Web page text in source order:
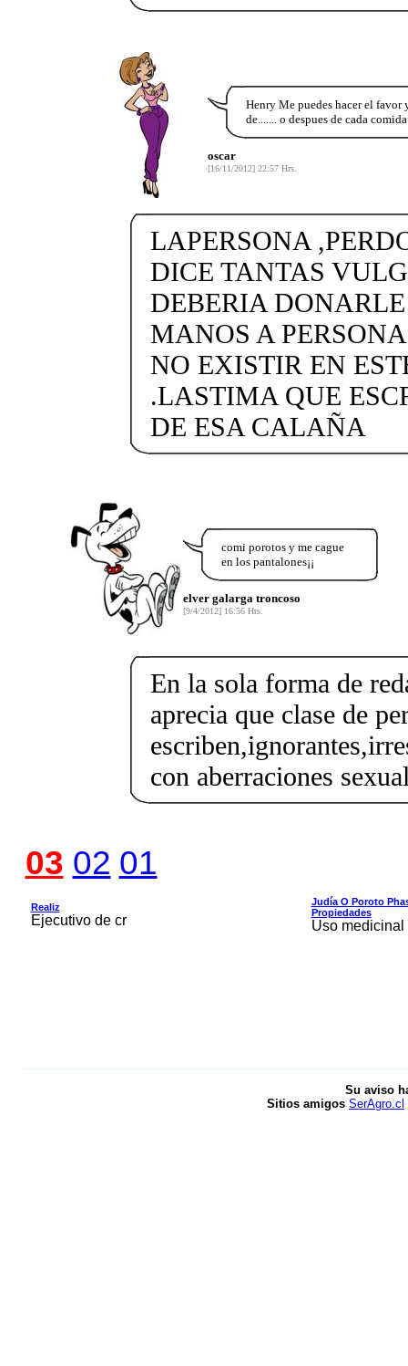
Henry Me puedes hacer el favor
de....... o despues de cada comida
oscar
[16/11/2012] 22:57 Hrs.
LAPERSONA
DICE TANTAS
DEBERIA
MANOS A
NO EXISTIR EN
.LASTIMA QUE
DE ESA CALAÑA
comi porotos y me cague
en los pantalones¡¡
elver galarga troncoso
[9/4/2012] 16:56 Hrs.
En la sola forma de
aprecia que clase de
con aberraciones
03 02 01
Realiz
Ejecutivo de cr
Judía O Poroto
Propiedades
Uso
Su aviso
Sitios amigos SerAgro.cl